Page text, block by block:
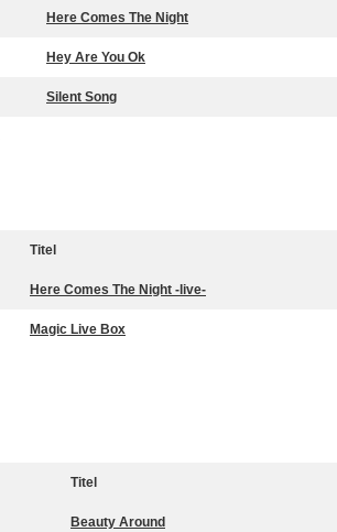
Here Comes The Night
Hey Are You Ok
Silent Song
Titel
Here Comes The Night -live-
Magic Live Box
Titel
Beauty Around